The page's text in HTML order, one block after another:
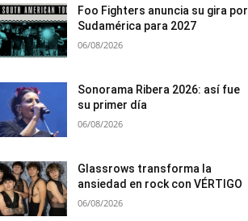
Foo Fighters anuncia su gira por
Sudamérica para 2027
06/08/2026
Sonorama Ribera 2026: así fue
su primer día
06/08/2026
Glassrows transforma la
ansiedad en rock con VÉRTIGO
06/08/2026